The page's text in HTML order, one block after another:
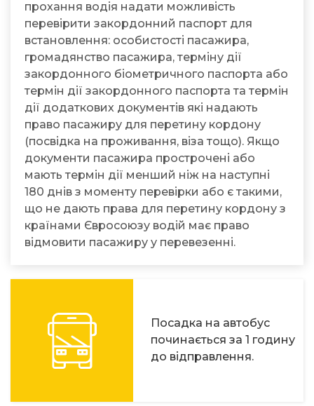
прохання водія надати можливість
перевірити закордонний паспорт для
встановлення: особистості пасажира,
громадянство пасажира, терміну дії
закордонного біометричного паспорта або
термін дії закордонного паспорта та термін
дії додаткових документів які надають
право пасажиру для перетину кордону
(посвідка на проживання, віза тощо). Якщо
документи пасажира прострочені або
мають термін дії менший ніж на наступні
180 днів з моменту перевірки або є такими,
що не дають права для перетину кордону з
країнами Євросоюзу водій має право
відмовити пасажиру у перевезенні.
Посадка на автобус
починається за 1 годину
до відправлення.